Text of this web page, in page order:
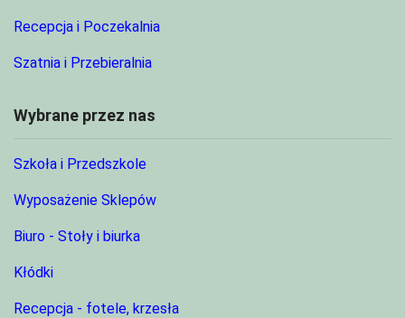
Recepcja i Poczekalnia
Szatnia i Przebieralnia
Wybrane przez nas
Szkoła i Przedszkole
Wyposażenie Sklepów
Biuro - Stoły i biurka
Kłódki
Recepcja - fotele, krzesła